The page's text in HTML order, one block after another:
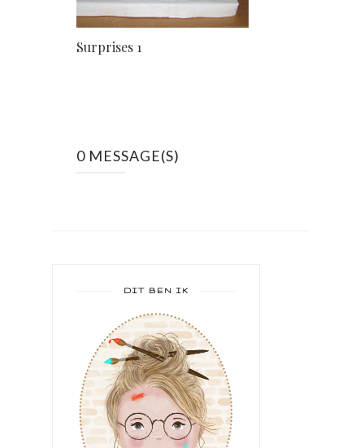
Surprises 1
0 MESSAGE(S)
DIT BEN IK